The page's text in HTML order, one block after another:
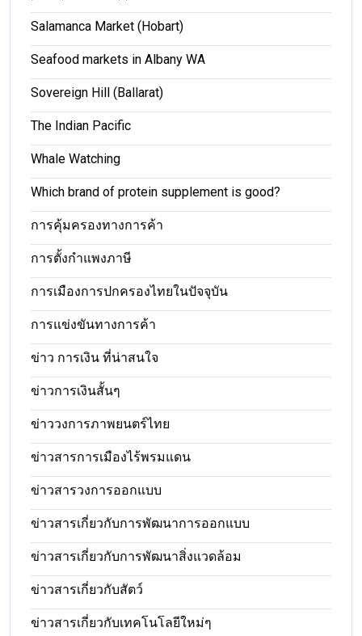
Salamanca Market (Hobart)
Seafood markets in Albany WA
Sovereign Hill (Ballarat)
The Indian Pacific
Whale Watching
Which brand of protein supplement is good?
การคุ้มครองทางการค้า
การตั้งกำแพงภาษี
การเมืองการปกครองไทยในปัจจุบัน
การแข่งขันทางการค้า
ข่าว การเงิน ที่น่าสนใจ
ข่าวการเงินสั้นๆ
ข่าววงการภาพยนตร์ไทย
ข่าวสารการเมืองไร้พรมแดน
ข่าวสารวงการออกแบบ
ข่าวสารเกี่ยวกับการพัฒนาการออกแบบ
ข่าวสารเกี่ยวกับการพัฒนาสิ่งแวดล้อม
ข่าวสารเกี่ยวกับสัตว์
ข่าวสารเกี่ยวกับเทคโนโลยีใหม่ๆ